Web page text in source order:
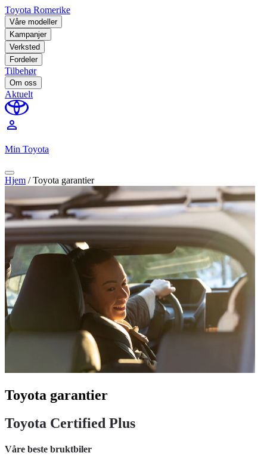
Toyota Romerike
Våre modeller
Kampanjer
Verksted
Fordeler
Tilbehør
Om oss
Aktuelt
perm_identity
Min Toyota
Hjem /Toyota garantier
Toyota garantier
Toyota Certified Plus
Våre beste bruktbiler